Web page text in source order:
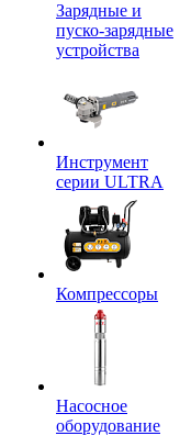
Зарядные и
пуско-зарядные
устройства
Инструмент
серии ULTRA
Компрессоры
Насосное
оборудование